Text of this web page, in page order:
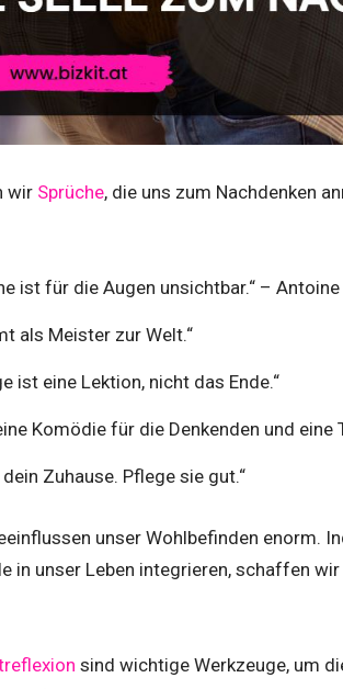
wir Sprüche, die uns zum Nachdenken
ist für die Augen unsichtbar.“ –
als Meister zur Welt.“
ist eine Lektion, nicht das Ende.“
Komödie für die Denkenden und
Zuhause. Pflege sie gut.“
unser Wohlbefinden enorm.
in unser Leben integrieren, schaffen
sind wichtige Werkzeuge, um